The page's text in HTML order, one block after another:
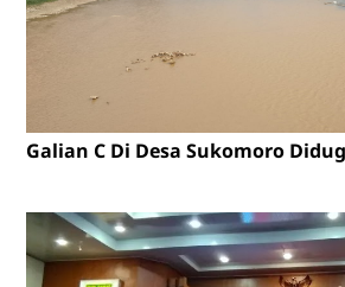
Galian C Di Desa Sukomoro